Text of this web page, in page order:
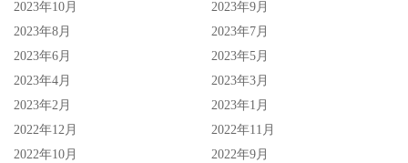
整体来看，《禁食疑案》是部值得细细品赏的佳作，虽然剧
情步调较为缓慢，但却沉稳且越接近结尾越是引人入胜，同
时兼具悬疑与文学的特色，找寻真相之余，也探讨着世代女
性的卑微以及孩童间接受到的迫害，就如片中所说的：
整个充满悲伤的世界，因为太过饥饿，所以看不出每个平凡
2023年10月
2023年9月
2023年8月
2023年7月
2023年6月
2023年5月
2023年4月
2023年3月
2023年2月
2023年1月
2022年12月
2022年11月
2022年10月
2022年9月